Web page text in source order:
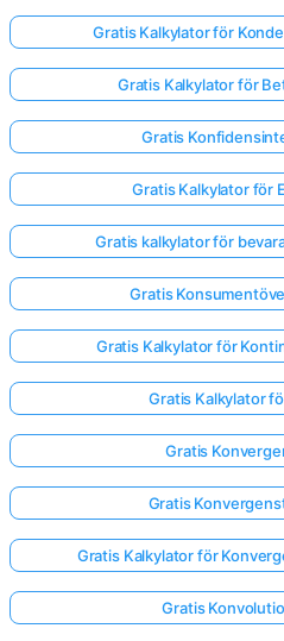
Gratis Kalkylator för
Gratis Kalkylator för
Gratis
Gratis Kalkylator för
Gratis kalkylator för
Gratis
Gratis Kalkylator för
Gratis Kalkylator
Gratis
Gratis
Gratis Kalkylator för
Gratis